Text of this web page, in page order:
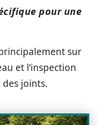
pour une
sur
et l’inspection
joints.